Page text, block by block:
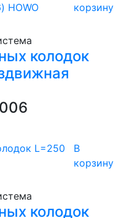
корзину
колодок
В
корзину
колодок